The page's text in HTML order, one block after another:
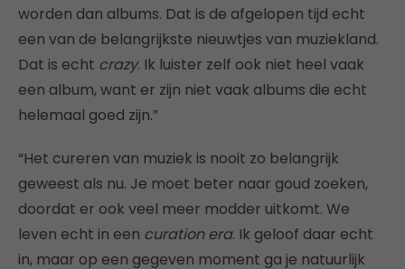
worden dan albums. Dat is de afgelopen tijd echt
een van de belangrijkste nieuwtjes van muziekland.
Dat is echt crazy. Ik luister zelf ook niet heel vaak
een album, want er zijn niet vaak albums die echt
helemaal goed zijn.”
“Het cureren van muziek is nooit zo belangrijk
geweest als nu. Je moet beter naar goud zoeken,
doordat er ook veel meer modder uitkomt. We
leven echt in een curation era. Ik geloof daar echt
in, maar op een gegeven moment ga je natuurlijk